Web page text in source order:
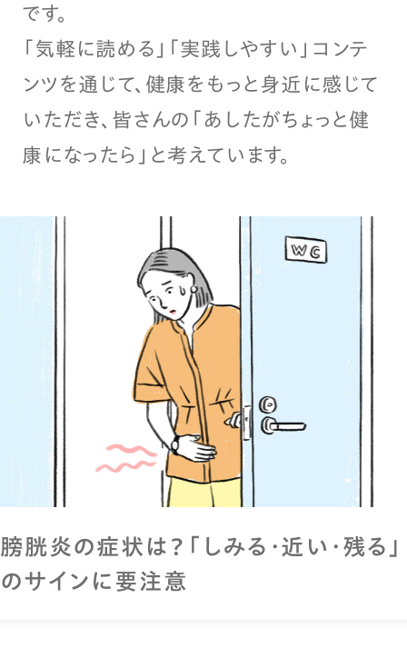
です。
「気軽に読める」「実践しやすい」コンテ
ンツを通じて、健康をもっと身近に感じて
いただき、皆さんの「あしたがちょっと健
康になったら」と考えています。
膀胱炎の症状は？「しみる・近い・残る」
のサインに要注意